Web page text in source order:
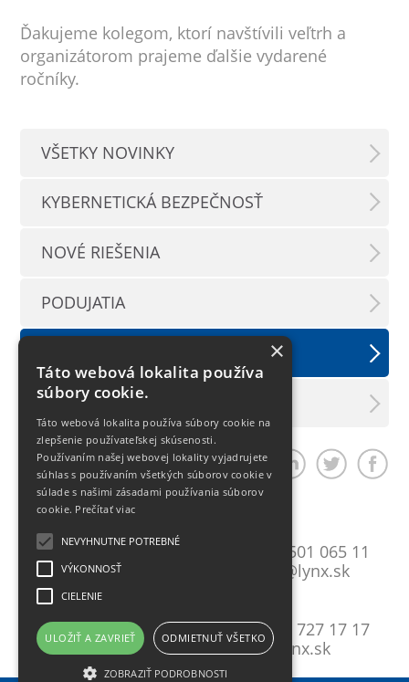
Ďakujeme kolegom, ktorí navštívili veľtrh a
organizátorom prajeme ďalšie vydarené
ročníky.
VŠETKY NOVINKY
KYBERNETICKÁ BEZPEČNOSŤ
NOVÉ RIEŠENIA
PODUJATIA
LX INFORMAČNÝ SERVIS
Zdieľať článok
Bratislava
Mlynské Nivy 10
821 09 Bratislava
+421 2 501 065 11
lynxba@lynx.sk
Košice
Gavlovičova 9
040 17 Košice
T:+421 55 727 17 17
E: lynx@lynx.sk
×
Táto webová lokalita používa
súbory cookie.
Táto webová lokalita používa súbory cookie na
zlepšenie používateľskej skúsenosti.
Používaním našej webovej lokality vyjadrujete
súhlas s používaním všetkých súborov cookie v
súlade s našimi zásadami používania súborov
cookie. Prečítať viac
NEVYHNUTNE POTREBNÉ
VÝKONNOSŤ
CIELENIE
ULOŽIŤ A ZAVRIEŤ ODMIETNUŤ VŠETKO
ZOBRAZIŤ PODROBNOSTI